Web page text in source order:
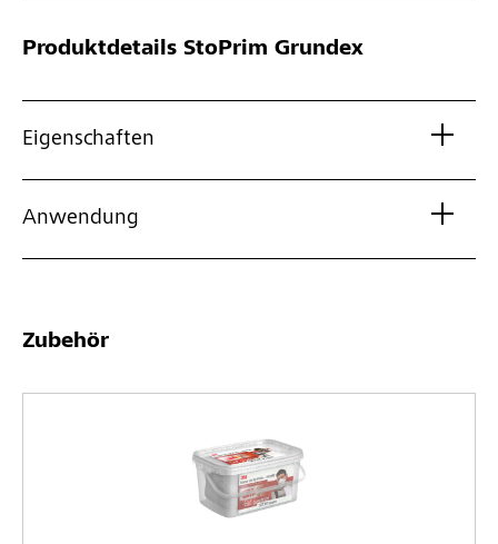
Produktdetails StoPrim Grundex
Eigenschaften
Anwendung
Zubehör